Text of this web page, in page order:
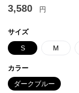
3,580 円
サイズ
S M
カラー
ダークブルー